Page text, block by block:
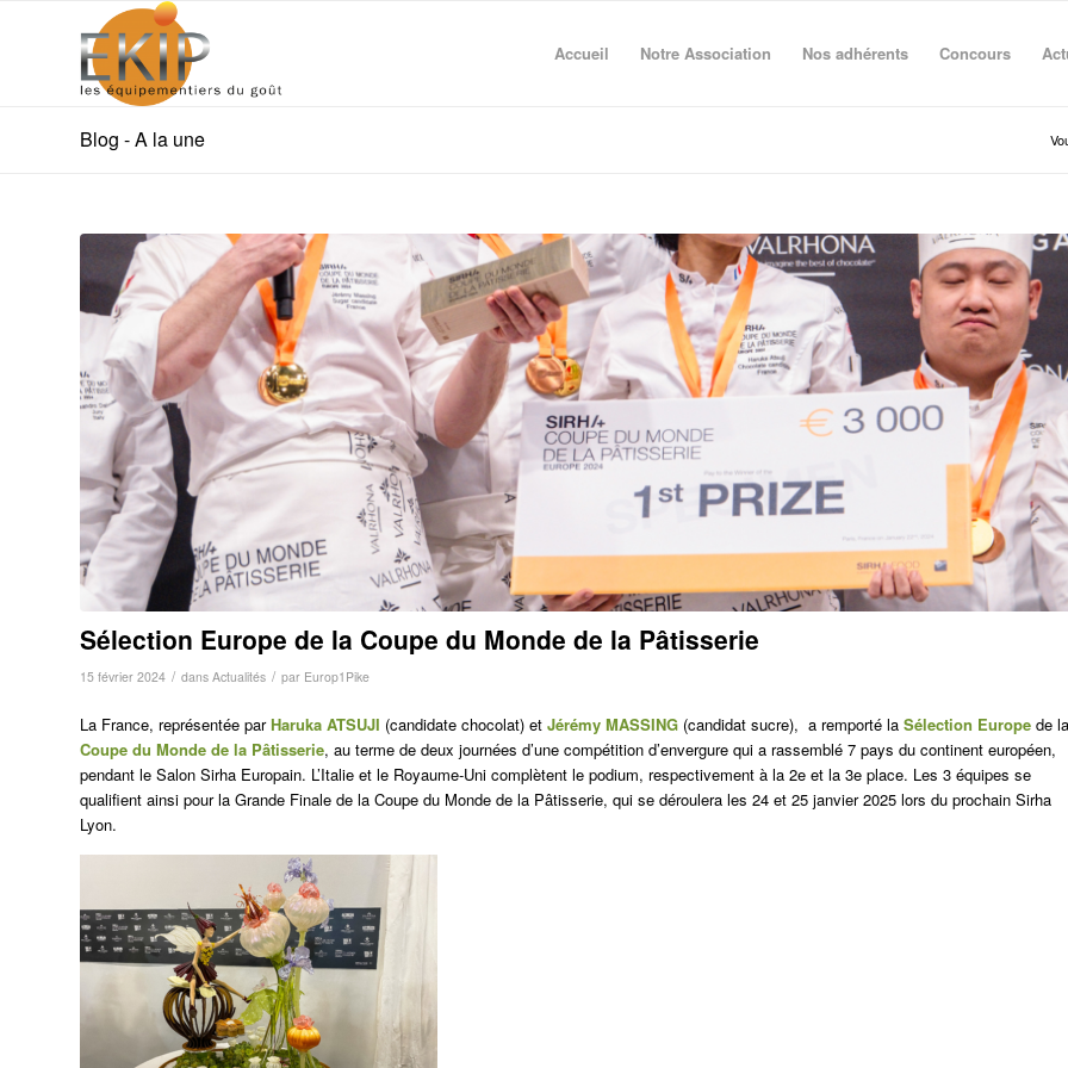
Accueil Notre Association Nos adhérents Concours
Blog - A la une
Sélection Europe de la Coupe du Monde de la Pâtisserie
15 février 2024 / dans Actualités / par Europ1Pike
La France, représentée parHaruka ATSUJI (candidate chocolat) et Jérémy MASSING (candidat sucre), a remporté la Sélection Europe de la
Coupe du Monde de la Pâtisserie, au terme de deux journées d’une compétition d’envergure qui a rassemblé 7 pays du continent européen,
pendant le Salon Sirha Europain. L’Italie et le Royaume-Uni complètent le podium, respectivement à la 2e et la 3e place. Les 3 équipes se
qualifient ainsi pour la Grande Finale de la Coupe du Monde de la Pâtisserie, qui se déroulera les 24 et 25 janvier 2025 lors du prochain Sirha
Lyon.